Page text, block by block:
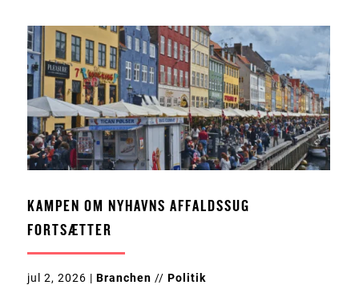
KAMPEN OM NYHAVNS AFFALDSSUG
FORTSÆTTER
jul 2, 2026 | Branchen // Politik